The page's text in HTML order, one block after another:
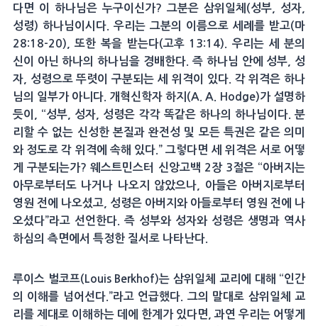
다면 이 하나님은 누구이신가? 그분은 삼위일체(성부, 성자,
성령) 하나님이시다. 우리는 그분의 이름으로 세례를 받고(마
28:18-20), 또한 복을 받는다(고후 13:14). 우리는 세 분의
신이 아닌 하나의 하나님을 경배한다. 즉 하나님 안에 성부, 성
자, 성령으로 뚜렷이 구분되는 세 위격이 있다. 각 위격은 하나
님의 일부가 아니다. 개혁신학자 하지(A. A. Hodge)가 설명하
듯이, “성부, 성자, 성령은 각각 똑같은 하나의 하나님이다. 분
리할 수 없는 신성한 본질과 완전성 및 모든 특권은 같은 의미
와 정도로 각 위격에 속해 있다.” 그렇다면 세 위격은 서로 어떻
게 구분되는가? 웨스트민스터 신앙고백 2장 3절은 “아버지는
아무로부터도 나거나 나오지 않았으나, 아들은 아버지로부터
영원 전에 나오셨고, 성령은 아버지와 아들로부터 영원 전에 나
오셨다”라고 선언한다. 즉 성부와 성자와 성령은 생명과 역사
하심의 측면에서 특정한 질서로 나타난다.
루이스 벌코프(Louis Berkhof)는 삼위일체 교리에 대해 “인간
의 이해를 넘어선다.”라고 언급했다. 그의 말대로 삼위일체 교
리를 제대로 이해하는 데에 한계가 있다면, 과연 우리는 어떻게